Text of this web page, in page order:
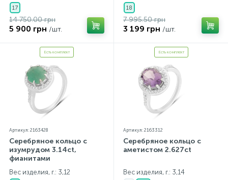
17
14 750.00 грн
5 900 грн /шт.
18
7 995.50 грн
3 199 грн /шт.
Есть комплект
Артикул: 2163428
Серебряное кольцо с
изумрудом 3.14ct,
фианитами
Вес изделия, г.: 3,12
Есть комплект
Артикул: 2163312
Серебряное кольцо с
аметистом 2.627ct
Вес изделия, г.: 3,14